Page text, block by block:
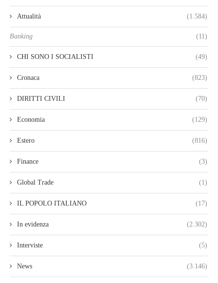
Attualità (1.584)
Banking (11)
CHI SONO I SOCIALISTI (49)
Cronaca (823)
DIRITTI CIVILI (70)
Economia (129)
Estero (816)
Finance (3)
Global Trade (1)
IL POPOLO ITALIANO (17)
In evidenza (2.302)
Interviste (5)
News (3.146)